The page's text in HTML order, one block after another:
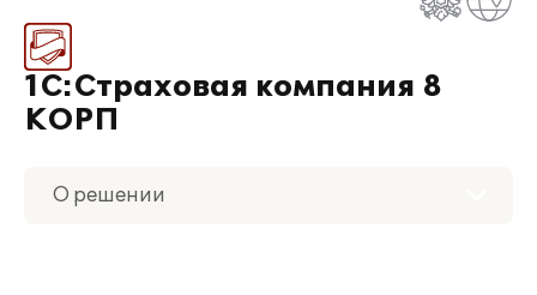
1С:Страховая компания 8
КОРП
О решении